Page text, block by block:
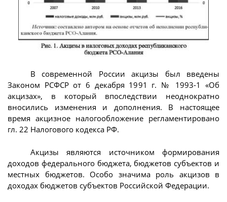
В современной России акцизы был введены
Законом РСФСР от 6 декабря 1991 г. № 1993-1 «Об
акцизах», в который впоследствии неоднократно
вносились изменения и дополнения. В настоящее
время акцизное налогообложение регламентировано
гл. 22 Налогового кодекса РФ.
Акцизы являются источником формирования
доходов федерального бюджета, бюджетов субъектов и
местных бюджетов. Особо значима роль акцизов в
доходах бюджетов субъектов Российской Федерации.